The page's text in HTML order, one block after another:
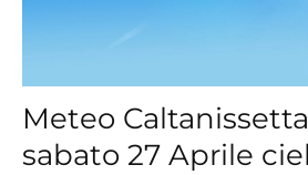
Meteo
sabato 27 Aprile